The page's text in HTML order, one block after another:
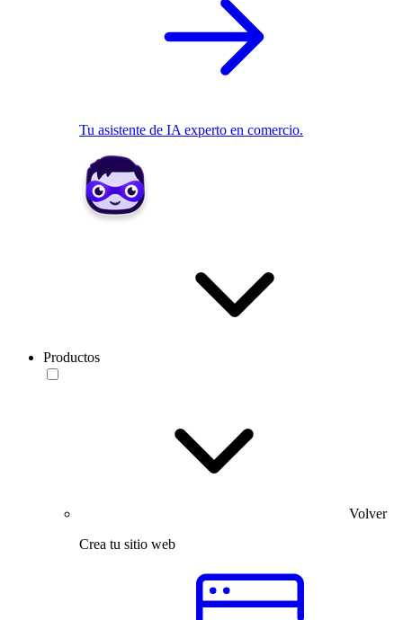
Tu asistente de IA experto en comercio.
Productos
Volver
Crea tu sitio web